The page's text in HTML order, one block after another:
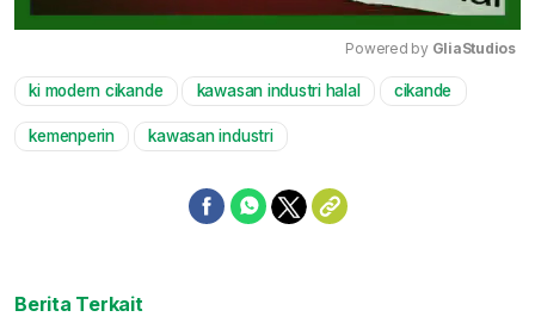
Mute
Powered by GliaStudios
ki modern cikande kawasan industri halal cikande
kemenperin kawasan industri
Berita Terkait